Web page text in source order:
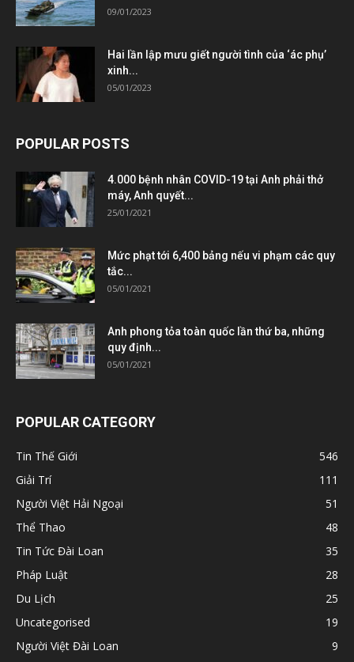
09/01/2023
Hai lần lập mưu giết người tình của ‘ác phụ’
xinh...
05/01/2023
POPULAR POSTS
4.000 bệnh nhân COVID-19 tại Anh phải thở
máy, Anh quyết...
25/01/2021
Mức phạt tới 6,400 bảng nếu vi phạm các quy
tắc...
05/01/2021
Anh phong tỏa toàn quốc lần thứ ba, những
quy định...
05/01/2021
POPULAR CATEGORY
Tin Thế Giới
546
Giải Trí
111
Người Việt Hải Ngoại
51
Thể Thao
48
Tin Tức Đài Loan
35
Pháp Luật
28
Du Lịch
25
Uncategorised
19
Người Việt Đài Loan
9